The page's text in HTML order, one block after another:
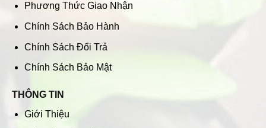
Phương Thức Giao Nhận
Chính Sách Bảo Hành
Chính Sách Đổi Trả
Chính Sách Bảo Mật
THÔNG TIN
Giới Thiệu